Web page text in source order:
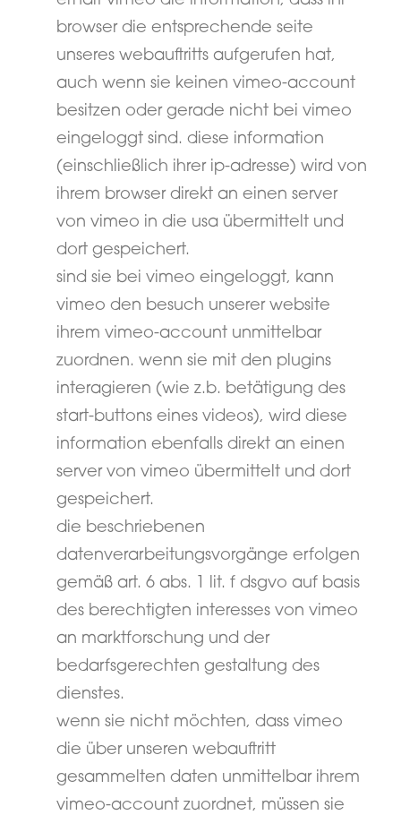
browser die entsprechende seite
unseres webauftritts aufgerufen hat,
auch wenn sie keinen vimeo-account
besitzen oder gerade nicht bei vimeo
eingeloggt sind. diese information
(einschließlich ihrer ip-adresse) wird von
ihrem browser direkt an einen server
von vimeo in die usa übermittelt und
dort gespeichert.
sind sie bei vimeo eingeloggt, kann
vimeo den besuch unserer website
ihrem vimeo-account unmittelbar
zuordnen. wenn sie mit den plugins
interagieren (wie z.b. betätigung des
start-buttons eines videos), wird diese
information ebenfalls direkt an einen
server von vimeo übermittelt und dort
gespeichert.
die beschriebenen
datenverarbeitungsvorgänge erfolgen
gemäß art. 6 abs. 1 lit. f dsgvo auf basis
des berechtigten interesses von vimeo
an marktforschung und der
bedarfsgerechten gestaltung des
dienstes.
wenn sie nicht möchten, dass vimeo
die über unseren webauftritt
gesammelten daten unmittelbar ihrem
vimeo-account zuordnet, müssen sie